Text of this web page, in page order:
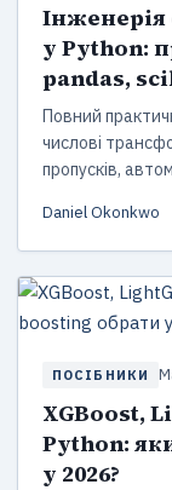
у Python:
pandas,
Повний
числові
пропусків,
Daniel Okonkwo
ПОСІБНИКИ
XGBoost,
Python:
у 2026?